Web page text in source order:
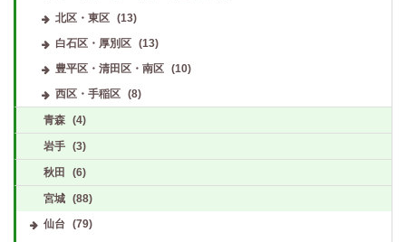
北区・東区
(13)
白石区・厚別区
(13)
豊平区・清田区・南区
(10)
西区・手稲区
(8)
青森 (4)
岩手 (3)
秋田 (6)
宮城 (88)
仙台 (79)